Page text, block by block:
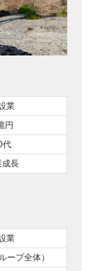
業
円
代
成長
業
ープ全体）